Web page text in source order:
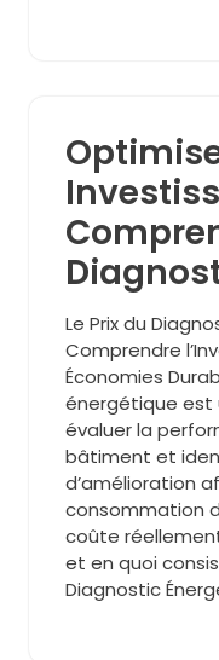
Le Prix du
Comprendre
Économies
énergétique est
évaluer la
bâtiment et
d’amélioration
consommation
coûte
et en quoi
Diagnostic